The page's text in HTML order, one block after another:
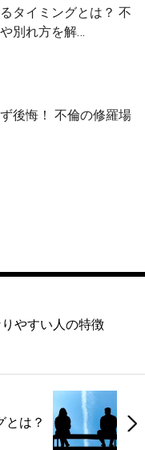
タイミングとは？ 不
別れ方を解…
後悔！ 不倫の修羅場
やすい人の特徴
とは？